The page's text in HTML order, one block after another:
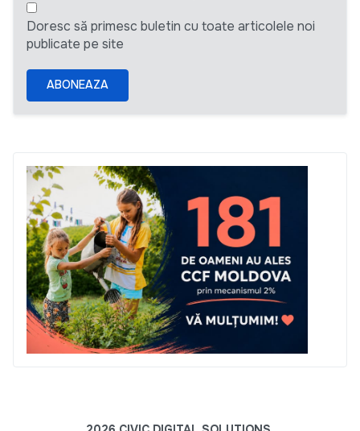
Doresc să primesc buletin cu toate articolele noi
publicate pe site
ABONEAZA